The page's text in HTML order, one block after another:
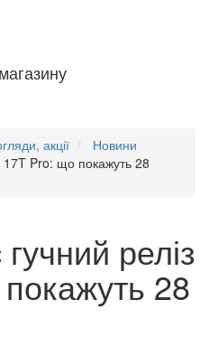
акції
Новини
17T Pro: що покажуть 28
реліз
28